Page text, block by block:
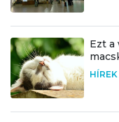
Ezt a
HÍREK